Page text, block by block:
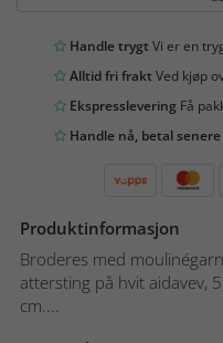
Handle trygtVi er en
Alltid fri fraktVed kjøp
Ekspresslevering Få
Handle nå, betal senere
Produktinformasjon
Broderes med
attersting på hvit aidavev,
cm....